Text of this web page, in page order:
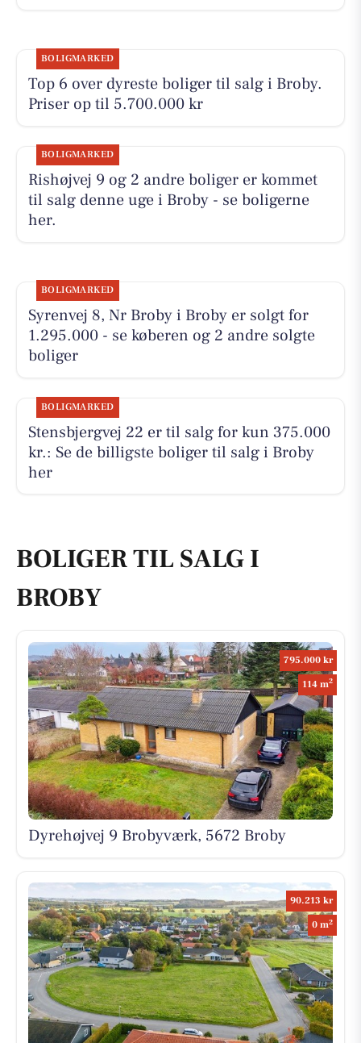
BOLIGMARKED
Top 6 over dyreste boliger til salg i Broby.
Priser op til 5.700.000 kr
BOLIGMARKED
Rishøjvej 9 og 2 andre boliger er kommet
til salg denne uge i Broby - se boligerne
her.
BOLIGMARKED
Syrenvej 8, Nr Broby i Broby er solgt for
1.295.000 - se køberen og 2 andre solgte
boliger
BOLIGMARKED
Stensbjergvej 22 er til salg for kun 375.000
kr.: Se de billigste boliger til salg i Broby
her
BOLIGER TIL SALG I
BROBY
795.000 kr
114 m2
Dyrehøjvej 9 Brobyværk, 5672 Broby
90.213 kr
0 m2